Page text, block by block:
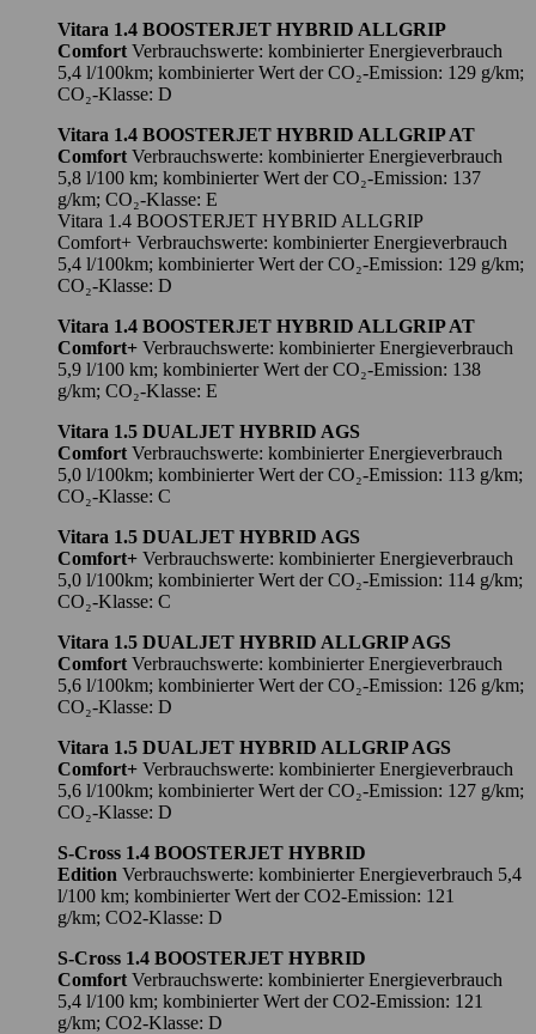
Vitara 1.4 BOOSTERJET HYBRID ALLGRIP
Comfort Verbrauchswerte: kombinierter Energieverbrauch
5,4 l/100km; kombinierter Wert der CO₂-Emission: 129 g/km;
CO₂-Klasse: D
Vitara 1.4 BOOSTERJET HYBRID ALLGRIP AT
Comfort Verbrauchswerte: kombinierter Energieverbrauch
5,8 l/100 km; kombinierter Wert der CO₂-Emission: 137
g/km; CO₂-Klasse: E
Vitara 1.4 BOOSTERJET HYBRID ALLGRIP
Comfort+ Verbrauchswerte: kombinierter Energieverbrauch
5,4 l/100km; kombinierter Wert der CO₂-Emission: 129 g/km;
CO₂-Klasse: D
Vitara 1.4 BOOSTERJET HYBRID ALLGRIP AT
Comfort+ Verbrauchswerte: kombinierter Energieverbrauch
5,9 l/100 km; kombinierter Wert der CO₂-Emission: 138
g/km; CO₂-Klasse: E
Vitara 1.5 DUALJET HYBRID AGS
Comfort Verbrauchswerte: kombinierter Energieverbrauch
5,0 l/100km; kombinierter Wert der CO₂-Emission: 113 g/km;
CO₂-Klasse: C
Vitara 1.5 DUALJET HYBRID AGS
Comfort+ Verbrauchswerte: kombinierter Energieverbrauch
5,0 l/100km; kombinierter Wert der CO₂-Emission: 114 g/km;
CO₂-Klasse: C
Vitara 1.5 DUALJET HYBRID ALLGRIP AGS
Comfort Verbrauchswerte: kombinierter Energieverbrauch
5,6 l/100km; kombinierter Wert der CO₂-Emission: 126 g/km;
CO₂-Klasse: D
Vitara 1.5 DUALJET HYBRID ALLGRIP AGS
Comfort+ Verbrauchswerte: kombinierter Energieverbrauch
5,6 l/100km; kombinierter Wert der CO₂-Emission: 127 g/km;
CO₂-Klasse: D
S-Cross 1.4 BOOSTERJET HYBRID
Edition Verbrauchswerte: kombinierter Energieverbrauch 5,4
l/100 km; kombinierter Wert der CO2-Emission: 121
g/km; CO2-Klasse: D
S-Cross 1.4 BOOSTERJET HYBRID
Comfort Verbrauchswerte: kombinierter Energieverbrauch
5,4 l/100 km; kombinierter Wert der CO2-Emission: 121
g/km; CO2-Klasse: D